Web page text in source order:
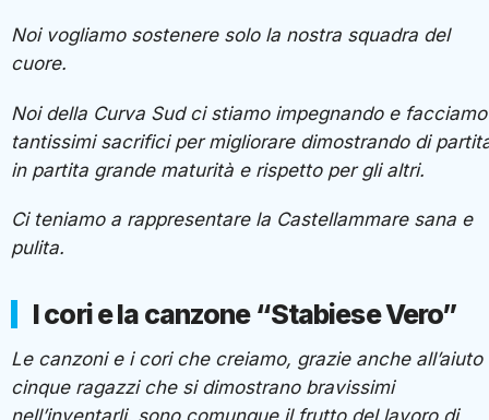
Noi vogliamo sostenere solo la nostra squadra del
cuore.
Noi della Curva Sud ci stiamo impegnando e facciamo
tantissimi sacrifici per migliorare dimostrando di
in partita grande maturità e rispetto per gli altri.
Ci teniamo a rappresentare la Castellammare sana e
pulita.
I cori e la canzone “Stabiese Vero”
Le canzoni e i cori che creiamo, grazie anche all’aiuto
cinque ragazzi che si dimostrano bravissimi